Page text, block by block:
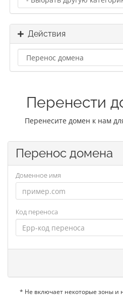
Действия
Перенести
Перенесите домен к нам
Перенос домена
Доменное имя
Код переноса
* Не включает некоторые зоны и